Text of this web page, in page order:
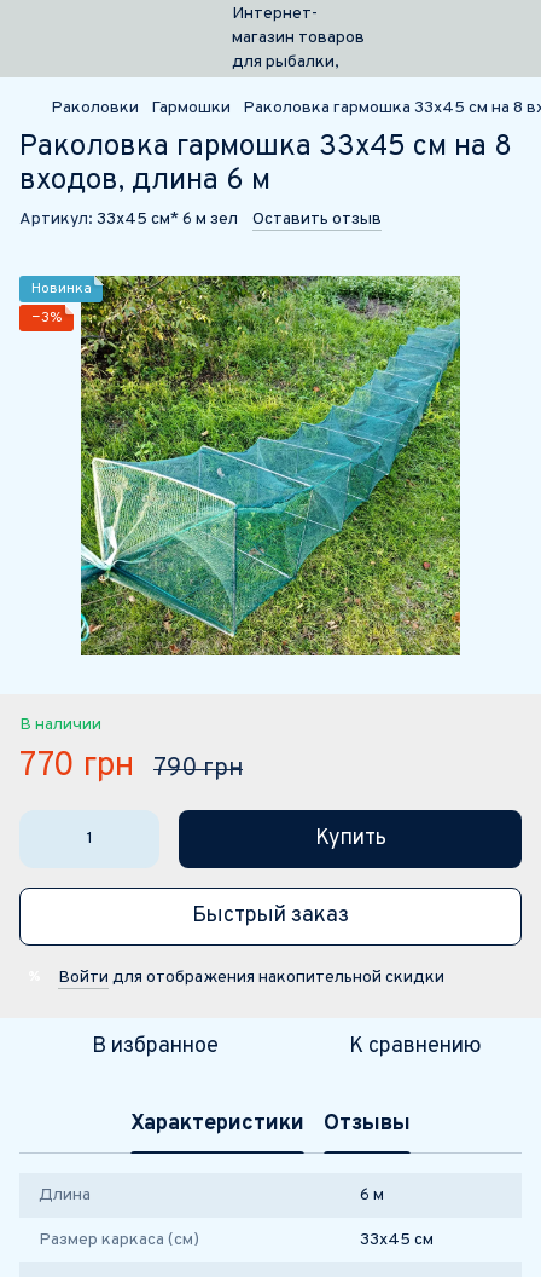
Раколовки Гармошки Раколовка гармошка 33х45 см на 8
Раколовка гармошка 33х45 см на 8
входов, длина 6 м
Артикул: 33х45 см* 6 м зел Оставить отзыв
Новинка
−3%
В наличии
770 грн 790 грн
Купить
Быстрый заказ
Войти для отображения накопительной скидки
В избранное К сравнению
Характеристики Отзывы
Длина 6 м
Размер каркаса (см) 33х45 см